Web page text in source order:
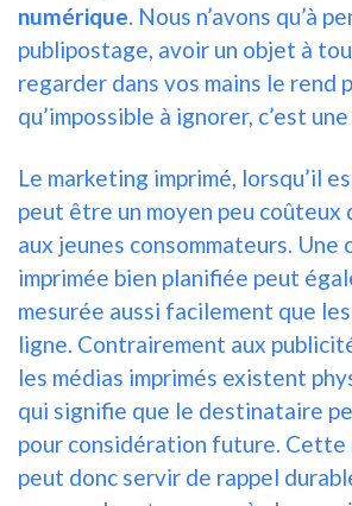
numérique. Nous n’avons qu’à
publipostage, avoir un objet à
regarder dans vos mains le rend
qu’impossible à ignorer, c’est
Le marketing imprimé, lorsqu’il
peut être un moyen peu coûteux
aux jeunes consommateurs. Une
imprimée bien planifiée peut
mesurée aussi facilement que
ligne. Contrairement aux
les médias imprimés existent
qui signifie que le destinataire
pour considération future. Cette
peut donc servir de rappel